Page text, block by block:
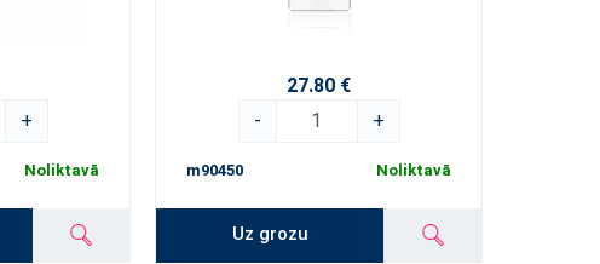
+
Noliktavā
27.80 €
-
+
m90450 Noliktavā
Uz grozu